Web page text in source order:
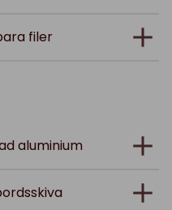
filer
aluminium